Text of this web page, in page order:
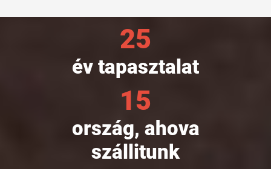
25
év tapasztalat
15
ország, ahova
szállitunk